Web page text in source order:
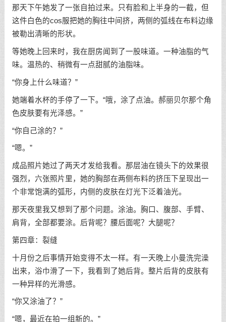
那天下午她发了一张自拍过来。只有脸和上半身的一截，但
这件白色的cos服把她的胸往中间挤，两侧的弧线在布料边缘
被勒出清晰的形状。
等她晚上回来时，我在厨房闻到了一股味道。一种油脂的气
味。温热的、稍微有一点甜腻的油脂味。
“你身上什么味道？”
她端着水杯的手停了一下。“哦，涂了点油。郝丽贝尔那个角
色皮肤要有光泽感。”
“你自己涂的？”
“嗯。”
成品照片她过了两天才发给我看。那层油在镜头下的效果很
强烈，六张照片里，她的胸部在两侧布料的挤压下呈现出一
个非常饱满的弧形，内侧的皮肤在灯光下泛着油光。
那天夜里我又想到了那个问题。涂油。胸口、腹部、手臂、
肩背，全部都要涂。后背呢？腰后面呢？大腿呢？
第四章：裂缝
十月份之后事情开始变得不太一样。有一天晚上小曼洗完澡
出来，浴巾滑了一下，我看到了她后背。整片后背的皮肤有
一种异样的光滑感。
“你又涂油了？”
“嗯，最近在拍一组新的。”